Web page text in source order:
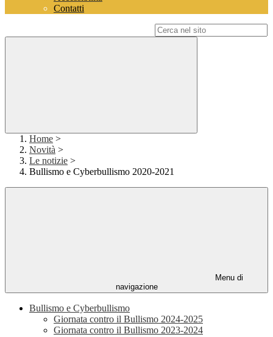
Contatti
Home >
Novità >
Le notizie >
Bullismo e Cyberbullismo 2020-2021
Menu di
navigazione
Bullismo e Cyberbullismo
Giornata contro il Bullismo 2024-2025
Giornata contro il Bullismo 2023-2024